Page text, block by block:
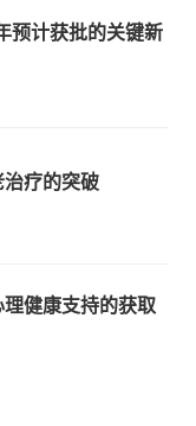
预计获批的关键新
疗的突破
健康支持的获取